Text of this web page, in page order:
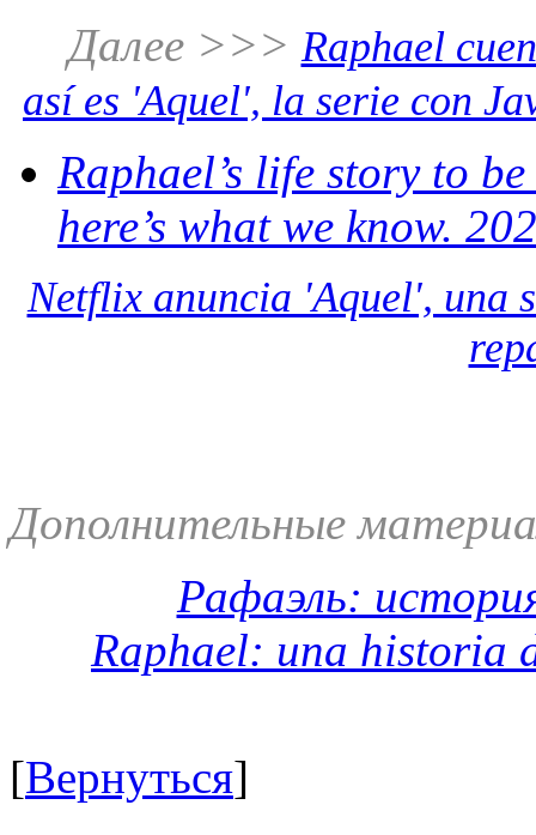
Далее >>> Raphael
así es 'Aquel', la serie con
Raphael’s life story to
here’s what we know.
Netflix anuncia 'Aquel', una
Дополнительные
Рафаэль:
Raphael: una historia
[Вернуться]